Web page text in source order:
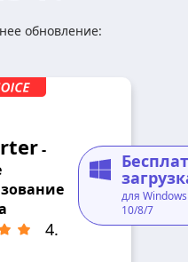
обновление:
-
4.
для Windows
10/8/7